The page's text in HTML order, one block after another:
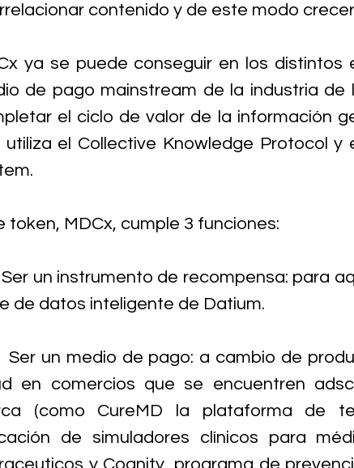
contenido y de este modo
ya se puede conseguir en los distintos
de pago mainstream de la industria de
el ciclo de valor de la información
utiliza el Collective Knowledge Protocol y
token, MDCx, cumple 3 funciones:
Ser un instrumento de recompensa: para
de datos inteligente de Datium.
Ser un medio de pago: a cambio de
en comercios que se encuentren
(como CureMD la plataforma de
de simuladores clínicos para